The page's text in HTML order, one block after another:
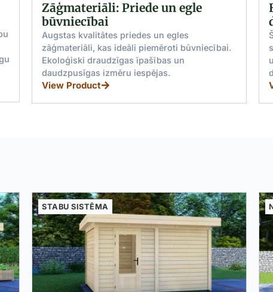
BS 2482:2009 Sertificēti sastatņu
dēļi
Šie sastatņu dēļi atbilst BS 2482:2009
standartam. Tiem ir metāla plākšņu fiksācija
un tie ir pieejami dažādos izmēros
daudzpusīgiem būvniecības lietojumiem.
View Product
NOJUMES